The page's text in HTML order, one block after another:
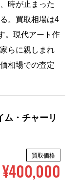
時が止まった
。買取相場は4
。現代アート作
らに親しまれ
相場での査定
ム・チャーリ
買取価格
¥400,000